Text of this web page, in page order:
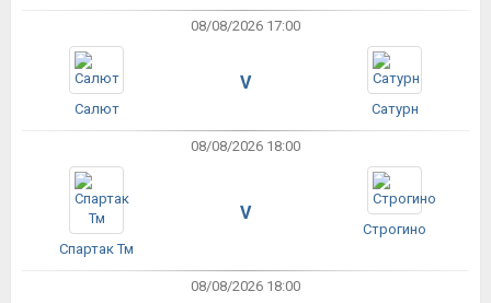
08/08/2026 17:00
Салют
V
Сатурн
08/08/2026 18:00
Спартак Тм
V
Строгино
08/08/2026 18:00